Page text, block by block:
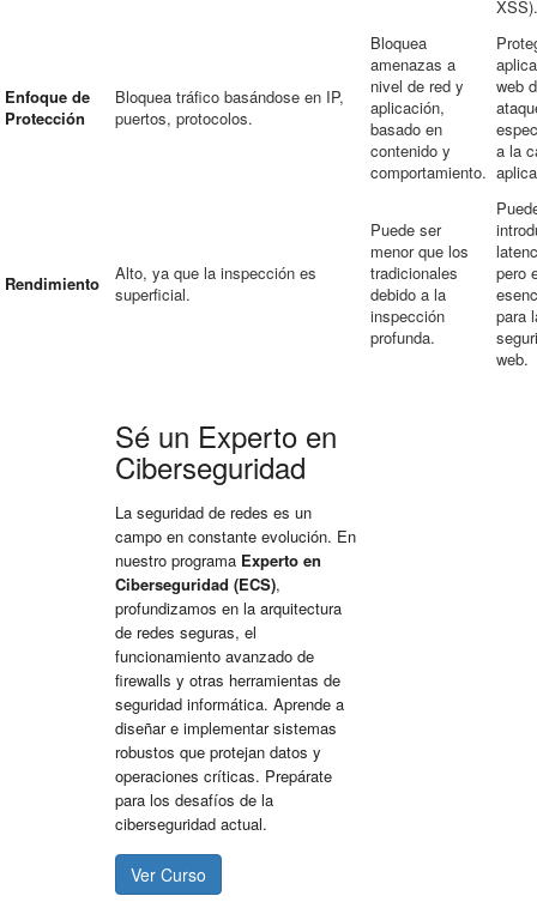
XSS).
Enfoque de
Protección
Bloquea tráfico basándose en IP,
puertos, protocolos.
Bloquea
amenazas a
nivel de red y
aplicación,
basado en
contenido y
comportamiento.
web
a la
Rendimiento
Alto, ya que la inspección es
superficial.
Puede ser
menor que los
tradicionales
debido a la
inspección
profunda.
pero
para
web.
Sé un Experto en
Ciberseguridad
La seguridad de redes es un
campo en constante evolución. En
nuestro programa Experto en
Ciberseguridad (ECS),
profundizamos en la arquitectura
de redes seguras, el
funcionamiento avanzado de
firewalls y otras herramientas de
seguridad informática. Aprende a
diseñar e implementar sistemas
robustos que protejan datos y
operaciones críticas. Prepárate
para los desafíos de la
ciberseguridad actual.
Ver Curso